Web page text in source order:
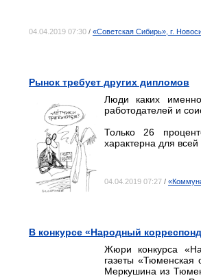
04.04.2019 07:30 / «Советская Сибирь», г.
Рынок требует других дипломов
Люди каких
работодателей и
Только 26
характерна для
04.04.2019 07:27 /
В конкурсе «Народный
Жюри конкурса
газеты «Тюменская
Меркушина из